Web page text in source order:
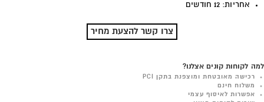
אחריות: 12 חודשים
צרו קשר להצעת מחיר
למה לקוחות קונים אצלנו?
רכישה מאובטחת ומוצפנת בתקן PCI
משלוח חינם
אפשרות לאיסוף עצמי